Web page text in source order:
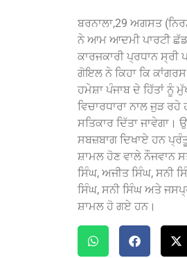
ਬਰਨਾਲਾ,29 ਅਗਸਤ
ਨੇ ਆਮ ਆਦਮੀ ਪਾਰਟੀ ਛੱਡ
ਕਾਰਜਕਾਰੀ ਪ੍ਰਧਾਨ
ਗੋਇਲ ਨੇ ਕਿਹਾ ਕਿ
ਹਮੇਸ਼ਾ ਪੰਜਾਬ ਦੇ ਹਿੱਤਾਂ ਨੂੰ
ਵਿਚਾਰਧਾਰਾ ਨਾਲ ਜੁੜ
ਸਤਿਕਾਰ ਦਿੱਤਾ ਜਾਵੇਗਾ।
ਸਬਜ਼ਬਾਗ ਦਿਖਾਏ ਹਨ
ਸ਼ਾਮਲ ਹੋਣ ਵਾਲੇ ਨੌਜਵਾਨ
ਸਿੰਘ, ਅਜੀਤ ਸਿੰਘ, ਸਨੀ
ਸਿੰਘ, ਸਨੀ ਸਿੰਘ ਅਤੇ
ਸ਼ਾਮਲ ਹੋ ਗਏ ਹਨ।